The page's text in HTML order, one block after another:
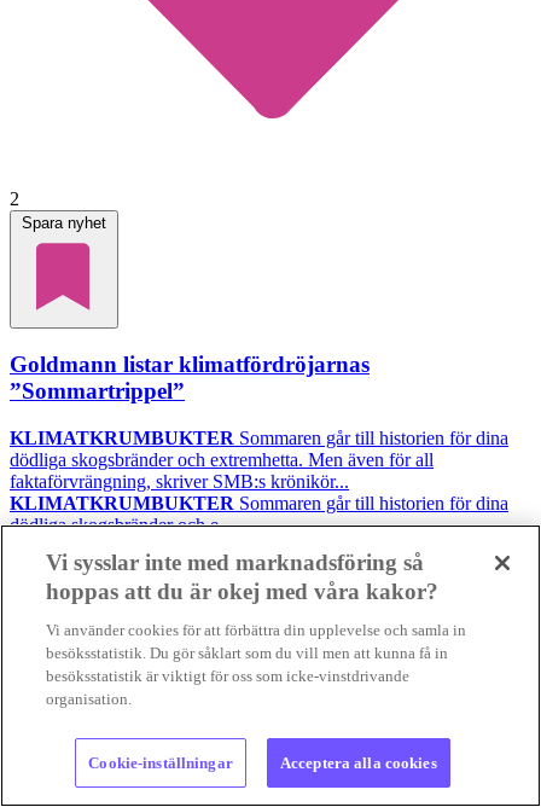
2
Spara nyhet
Goldmann listar klimatfördröjarnas
”Sommartrippel”
KLIMATKRUMBUKTER Sommaren går till historien för dina
dödliga skogsbränder och extremhetta. Men även för all
faktaförvrängning, skriver SMB:s krönikör...
KLIMATKRUMBUKTER Sommaren går till historien för dina
dödliga skogsbränder och e...
Foto:
Nyheter
Gilla
Vi sysslar inte med marknadsföring så
hoppas att du är okej med våra kakor?
Vi använder cookies för att förbättra din upplevelse och samla in
besöksstatistik. Du gör såklart som du vill men att kunna få in
besöksstatistik är viktigt för oss som icke-vinstdrivande
organisation.
Cookie-inställningar Acceptera alla cookies